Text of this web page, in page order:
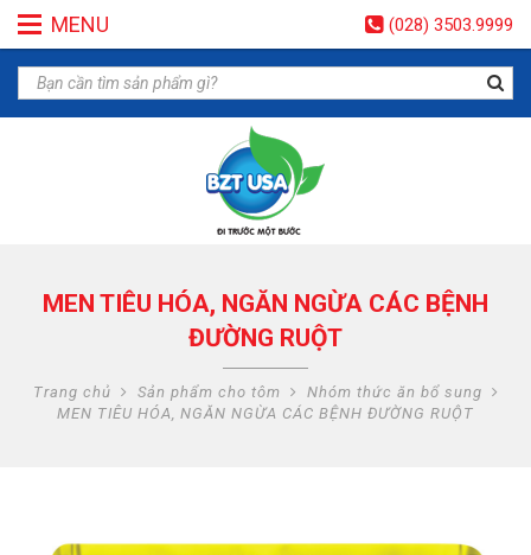
MENU (028) 3503.9999
MEN TIÊU HÓA, NGĂN NGỪA CÁC BỆNH
ĐƯỜNG RUỘT
Trang chủ Sản phẩm cho tôm
Nhóm thức ăn bổ sung
MEN TIÊU HÓA, NGĂN NGỪA CÁC BỆNH ĐƯỜNG RUỘT